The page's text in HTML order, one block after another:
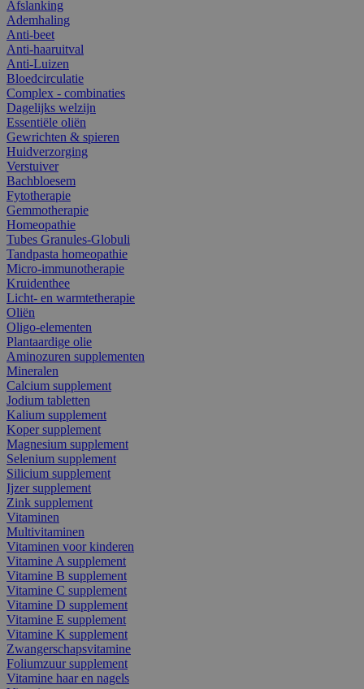
Afslanking
Ademhaling
Anti-beet
Anti-haaruitval
Anti-Luizen
Bloedcirculatie
Complex - combinaties
Dagelijks welzijn
Essentiële oliën
Gewrichten & spieren
Huidverzorging
Verstuiver
Bachbloesem
Fytotherapie
Gemmotherapie
Homeopathie
Tubes Granules-Globuli
Tandpasta homeopathie
Micro-immunotherapie
Kruidenthee
Licht- en warmtetherapie
Oliën
Oligo-elementen
Plantaardige olie
Aminozuren supplementen
Mineralen
Calcium supplement
Jodium tabletten
Kalium supplement
Koper supplement
Magnesium supplement
Selenium supplement
Silicium supplement
Ijzer supplement
Zink supplement
Vitaminen
Multivitaminen
Vitaminen voor kinderen
Vitamine A supplement
Vitamine B supplement
Vitamine C supplement
Vitamine D supplement
Vitamine E supplement
Vitamine K supplement
Zwangerschapsvitamine
Foliumzuur supplement
Vitamine haar en nagels